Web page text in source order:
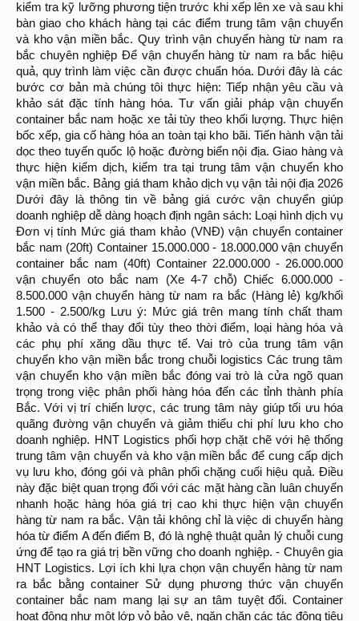
kiểm tra kỹ lưỡng phương tiện trước khi xếp lên xe và sau khi
bàn giao cho khách hàng tại các điểm trung tâm vận chuyển
và kho vận miền bắc. Quy trình vận chuyển hàng từ nam ra
bắc chuyên nghiệp Để vận chuyển hàng từ nam ra bắc hiệu
quả, quy trình làm việc cần được chuẩn hóa. Dưới đây là các
bước cơ bản mà chúng tôi thực hiện: Tiếp nhận yêu cầu và
khảo sát đặc tính hàng hóa. Tư vấn giải pháp vận chuyển
container bắc nam hoặc xe tải tùy theo khối lượng. Thực hiện
bốc xếp, gia cố hàng hóa an toàn tại kho bãi. Tiến hành vận tải
dọc theo tuyến quốc lộ hoặc đường biển nội địa. Giao hàng và
thực hiện kiểm dịch, kiểm tra tại trung tâm vận chuyển kho
vận miền bắc. Bảng giá tham khảo dịch vụ vận tải nội địa 2026
Dưới đây là thông tin về bảng giá cước vận chuyển giúp
doanh nghiệp dễ dàng hoạch định ngân sách: Loại hình dịch vụ
Đơn vị tính Mức giá tham khảo (VNĐ) vận chuyển container
bắc nam (20ft) Container 15.000.000 - 18.000.000 vận chuyển
container bắc nam (40ft) Container 22.000.000 - 26.000.000
vận chuyển oto bắc nam (Xe 4-7 chỗ) Chiếc 6.000.000 -
8.500.000 vận chuyển hàng từ nam ra bắc (Hàng lẻ) kg/khối
1.500 - 2.500/kg Lưu ý: Mức giá trên mang tính chất tham
khảo và có thể thay đổi tùy theo thời điểm, loại hàng hóa và
các phụ phí xăng dầu thực tế. Vai trò của trung tâm vận
chuyển kho vận miền bắc trong chuỗi logistics Các trung tâm
vận chuyển kho vận miền bắc đóng vai trò là cửa ngõ quan
trọng trong việc phân phối hàng hóa đến các tỉnh thành phía
Bắc. Với vị trí chiến lược, các trung tâm này giúp tối ưu hóa
quãng đường vận chuyển và giảm thiểu chi phí lưu kho cho
doanh nghiệp. HNT Logistics phối hợp chặt chẽ với hệ thống
trung tâm vận chuyển và kho vận miền bắc để cung cấp dịch
vụ lưu kho, đóng gói và phân phối chặng cuối hiệu quả. Điều
này đặc biệt quan trọng đối với các mặt hàng cần luân chuyển
nhanh hoặc hàng hóa giá trị cao khi thực hiện vận chuyển
hàng từ nam ra bắc. Vận tải không chỉ là việc di chuyển hàng
hóa từ điểm A đến điểm B, đó là nghệ thuật quản lý chuỗi cung
ứng để tạo ra giá trị bền vững cho doanh nghiệp. - Chuyên gia
HNT Logistics. Lợi ích khi lựa chọn vận chuyển hàng từ nam
ra bắc bằng container Sử dụng phương thức vận chuyển
container bắc nam mang lại sự an tâm tuyệt đối. Container
hoạt động như một lớp vỏ bảo vệ, ngăn chặn các tác động tiêu